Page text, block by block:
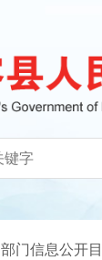
部门信息公开